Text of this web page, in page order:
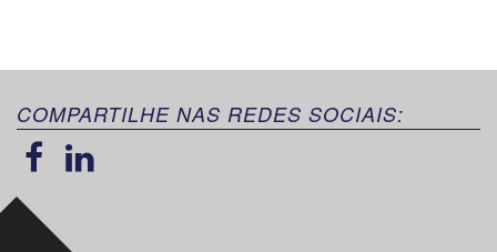
COMPARTILHE NAS REDES SOCIAIS: